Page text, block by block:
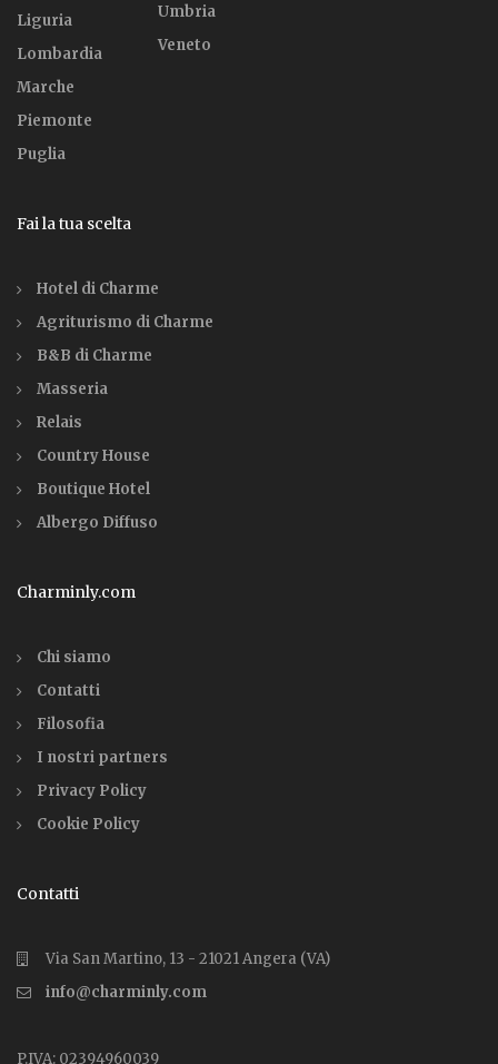
Liguria
Lombardia
Marche
Piemonte
Puglia
Umbria
Veneto
Fai la tua scelta
Hotel di Charme
Agriturismo di Charme
B&B di Charme
Masseria
Relais
Country House
Boutique Hotel
Albergo Diffuso
Charminly.com
Chi siamo
Contatti
Filosofia
I nostri partners
Privacy Policy
Cookie Policy
Contatti
Via San Martino, 13 - 21021 Angera (VA)
info@charminly.com
P.IVA: 02394960039